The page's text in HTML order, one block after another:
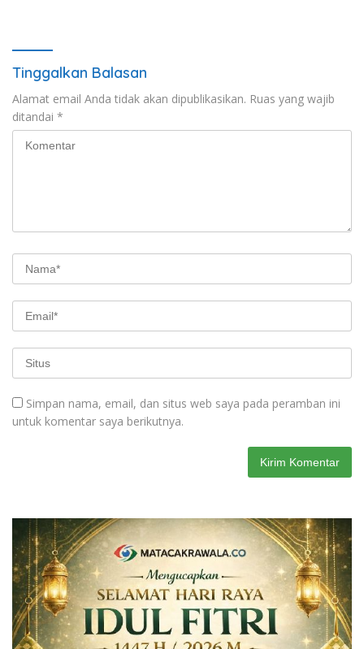
Tinggalkan Balasan
Alamat email Anda tidak akan dipublikasikan. Ruas yang wajib
ditandai *
Simpan nama, email, dan situs web saya pada peramban ini
untuk komentar saya berikutnya.